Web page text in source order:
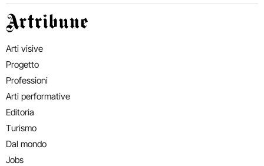
Artribune
Arti visive
Progetto
Professioni
Arti performative
Editoria
Turismo
Dal mondo
Jobs